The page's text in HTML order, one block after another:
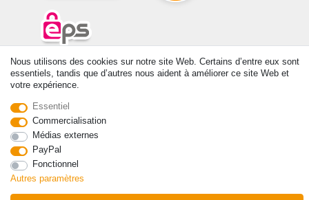
prix indiqués par le Vendeur au moment de la commande sont libellés
en Euros TTC. Les conditions s’appliquent aux livraisons en France !
Nous utilisons des cookies sur notre site Web. Certains d’entre eux sont
essentiels, tandis que d’autres nous aident à améliorer ce site Web et
votre expérience.
Essentiel
Commercialisation
Médias externes
PayPal
Fonctionnel
Autres paramètres
Rétracter le contrat ici